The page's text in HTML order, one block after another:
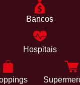
Bancos
Hospitais